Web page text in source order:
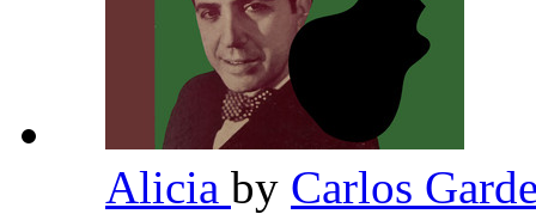
Alicia by Carlos